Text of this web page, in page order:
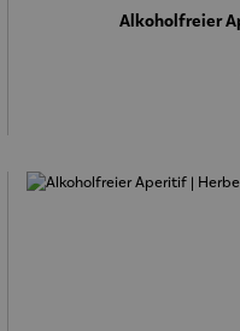
Alkoholfreier